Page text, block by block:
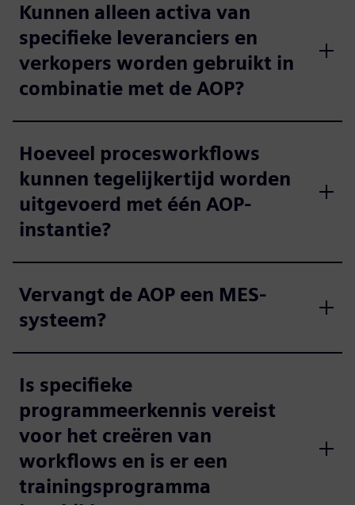
Kunnen alleen activa van
specifieke leveranciers en
verkopers worden gebruikt in
combinatie met de AOP?
Hoeveel procesworkflows
kunnen tegelijkertijd worden
uitgevoerd met één AOP-
instantie?
Vervangt de AOP een MES-
systeem?
Is specifieke
programmeerkennis vereist
voor het creëren van
workflows en is er een
trainingsprogramma